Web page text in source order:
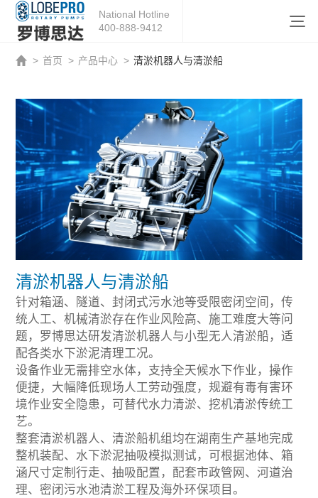
National Hotline
400-888-9412
> 首页 > 产品中心 > 清淤机器人与清淤船
清淤机器人与清淤船
针对箱涵、隧道、封闭式污水池等受限密闭空间，传
统人工、机械清淤存在作业风险高、施工难度大等问
题，罗博思达研发清淤机器人与小型无人清淤船，适
配各类水下淤泥清理工况。
设备作业无需排空水体，支持全天候水下作业，操作
便捷，大幅降低现场人工劳动强度，规避有毒有害环
境作业安全隐患，可替代水力清淤、挖机清淤传统工
艺。
整套清淤机器人、清淤船机组均在湖南生产基地完成
整机装配、水下淤泥抽吸模拟测试，可根据池体、箱
涵尺寸定制行走、抽吸配置，配套市政管网、河道治
理、密闭污水池清淤工程及海外环保项目。